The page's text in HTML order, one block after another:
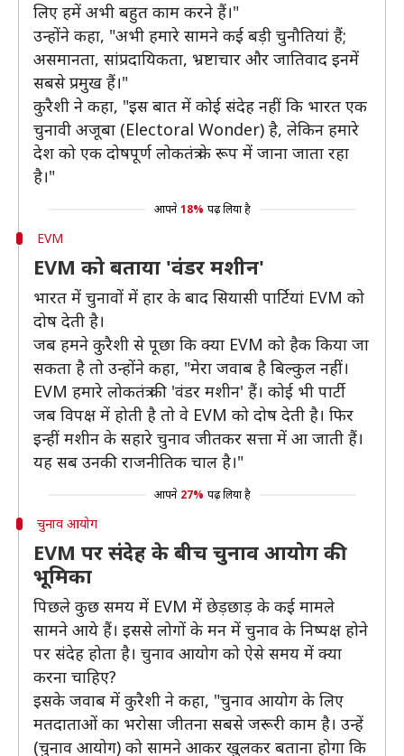
लिए हमें अभी बहुत काम करने हैं।"
उन्होंने कहा, "अभी हमारे सामने कई बड़ी चुनौतियां हैं;
असमानता, सांप्रदायिकता, भ्रष्टाचार और जातिवाद इनमें
सबसे प्रमुख हैं।"
कुरैशी ने कहा, "इस बात में कोई संदेह नहीं कि भारत एक
चुनावी अजूबा (Electoral Wonder) है, लेकिन हमारे
देश को एक दोषपूर्ण लोकतंत्र के रूप में जाना जाता रहा
है।"
आपने 18% पढ़ लिया है
EVM
EVM को बताया 'वंडर मशीन'
भारत में चुनावों में हार के बाद सियासी पार्टियां EVM को
दोष देती है।
जब हमने कुरैशी से पूछा कि क्या EVM को हैक किया जा
सकता है तो उन्होंने कहा, "मेरा जवाब है बिल्कुल नहीं।
EVM हमारे लोकतंत्र की 'वंडर मशीन' हैं। कोई भी पार्टी
जब विपक्ष में होती है तो वे EVM को दोष देती है। फिर
इन्हीं मशीन के सहारे चुनाव जीतकर सत्ता में आ जाती हैं।
यह सब उनकी राजनीतिक चाल है।"
आपने 27% पढ़ लिया है
चुनाव आयोग
EVM पर संदेह के बीच चुनाव आयोग की
भूमिका
पिछले कुछ समय में EVM में छेड़छाड़ के कई मामले
सामने आये हैं। इससे लोगों के मन में चुनाव के निष्पक्ष होने
पर संदेह होता है। चुनाव आयोग को ऐसे समय में क्या
करना चाहिए?
इसके जवाब में कुरैशी ने कहा, "चुनाव आयोग के लिए
मतदाताओं का भरोसा जीतना सबसे जरूरी काम है। उन्हें
(चुनाव आयोग) को सामने आकर खुलकर बताना होगा कि